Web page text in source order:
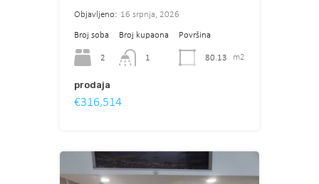
Objavljeno: 16 srpnja, 2026
Broj soba
2
Broj kupaona
1
Površina
80.13 m2
prodaja
€316,514